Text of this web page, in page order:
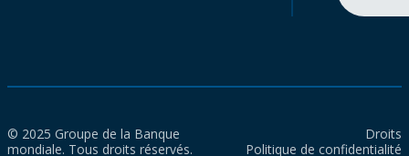
© 2025 Groupe de la Banque
mondiale. Tous droits réservés.
Droits
Politique de confidentialité